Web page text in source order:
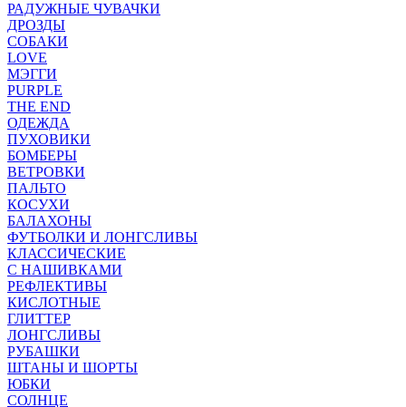
РАДУЖНЫЕ ЧУВАЧКИ
ДРОЗДЫ
СОБАКИ
LOVE
МЭГГИ
PURPLE
THE END
ОДЕЖДА
ПУХОВИКИ
БОМБЕРЫ
ВЕТРОВКИ
ПАЛЬТО
КОСУХИ
БАЛАХОНЫ
ФУТБОЛКИ И ЛОНГСЛИВЫ
КЛАССИЧЕСКИЕ
С НАШИВКАМИ
РЕФЛЕКТИВЫ
КИСЛОТНЫЕ
ГЛИТТЕР
ЛОНГСЛИВЫ
РУБАШКИ
ШТАНЫ И ШОРТЫ
ЮБКИ
СОЛНЦЕ